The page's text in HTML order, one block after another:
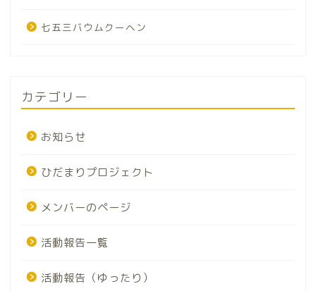
七五三バウムクーヘン
カテゴリー
お知らせ
ひだまりプロジェクト
メンバーのページ
活動報告一覧
活動報告（ゆったり）